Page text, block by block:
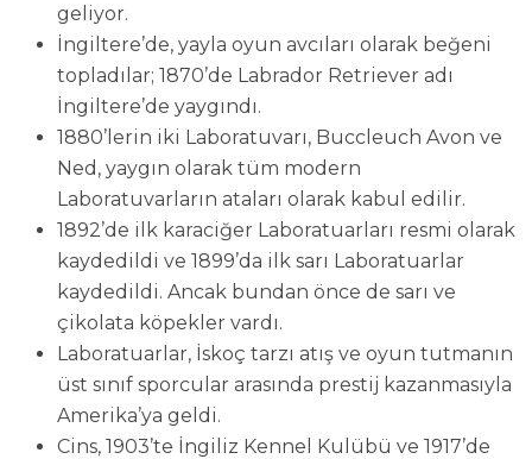
geliyor.
İngiltere’de, yayla oyun avcıları olarak beğeni
topladılar; 1870’de Labrador Retriever adı
İngiltere’de yaygındı.
1880’lerin iki Laboratuvarı, Buccleuch Avon ve
Ned, yaygın olarak tüm modern
Laboratuvarların ataları olarak kabul edilir.
1892’de ilk karaciğer Laboratuarları resmi olarak
kaydedildi ve 1899’da ilk sarı Laboratuarlar
kaydedildi. Ancak bundan önce de sarı ve
çikolata köpekler vardı.
Laboratuarlar, İskoç tarzı atış ve oyun tutmanın
üst sınıf sporcular arasında prestij kazanmasıyla
Amerika’ya geldi.
Cins, 1903’te İngiliz Kennel Kulübü ve 1917’de